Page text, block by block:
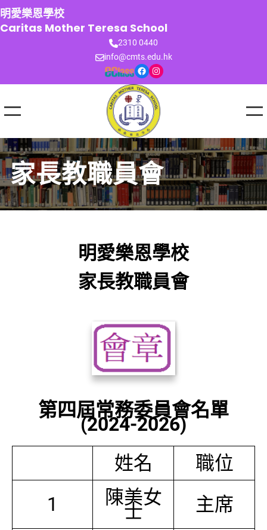
跳
至
主
明愛樂恩學校
Caritas Mother Teresa School
2310 0440
info@cmts.edu.hk
Facebook Instagram
家長教職員會
明愛樂恩學校
家長教職員會
第四屆常務委員會名單
(2024-2026)
姓名
職位
1
陳美女
士 主席